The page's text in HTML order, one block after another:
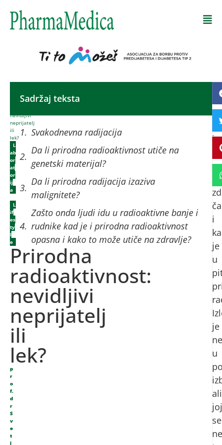
Prirodna
nevidljivi
neprijatelj
ili
lek?
L
ab
or
at
or
ij
a
L
if
es
ty
l
ePrirodna
radioaktivnost:
nevidljivi
neprijatelj
ili
lek?
p
r
o
f.
d
r
S
v
e
t
l
Sadržaj teksta
Svakodnevna radijacija
Da li prirodna radioaktivnost utiče na
genetski materijal?
Da li prirodna radijacija izaziva
malignitete?
Zašto onda ljudi idu u radioaktivne banje i
rudnike kad je i prirodna radioaktivnost
opasna i kako to može utiče na zdravlje?
i
je
u
je
u
ali
joj
se
ne